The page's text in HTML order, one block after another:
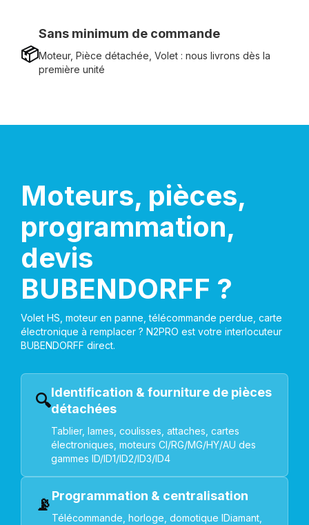
📦
Sans minimum de commande
Moteur, Pièce détachée, Volet : nous livrons dès la
première unité
Moteurs, pièces,
programmation,
devis
BUBENDORFF ?
Volet HS, moteur en panne, télécommande perdue, carte
électronique à remplacer ? N2PRO est votre interlocuteur
BUBENDORFF direct.
🔍Identification & fourniture de pièces
détachées
Tablier, lames, coulisses, attaches, cartes
électroniques, moteurs CI/RG/MG/HY/AU des
gammes ID/ID1/ID2/ID3/ID4
📡Programmation & centralisation
Télécommande, horloge, domotique IDiamant,